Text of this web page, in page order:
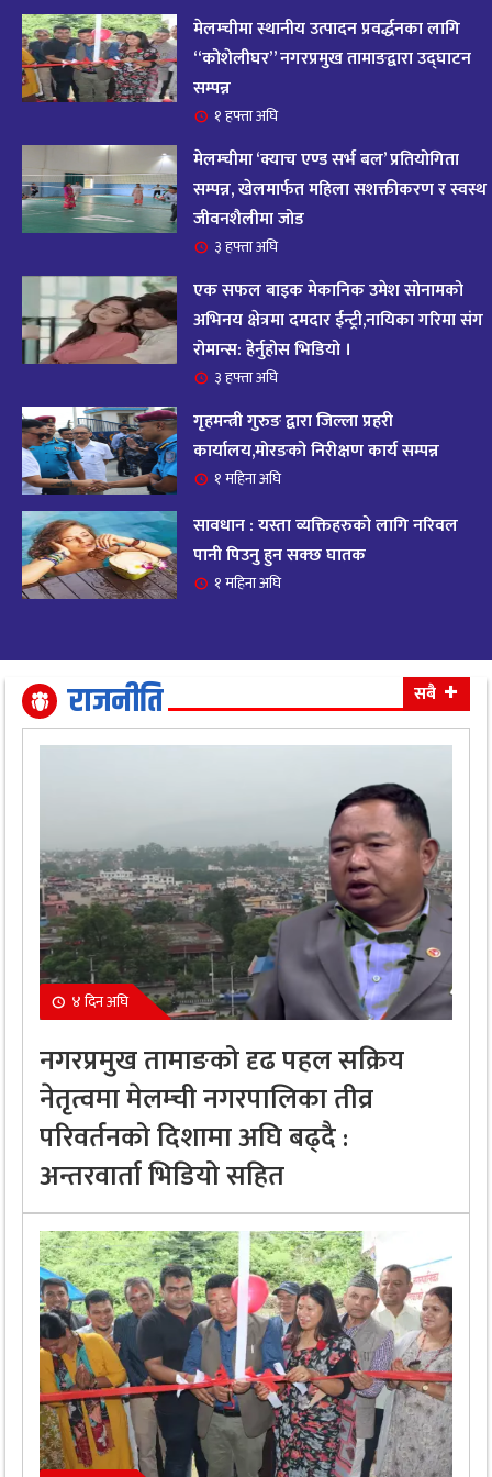
१४ आज २०८२ साल भदौ १६ गते सोमबारको राशिफल
११ महिना अघि
१५
आजको राशिफल : २०८२ भदौ १२ गते बिहीवार, २८
अगस्ट २०२५
११ महिना अघि
१६ आजको राशिफल – २०८२ साल भाद्र १० गते, मंगलबार
१७ आजको राशिफल – २०८२ साल भाद्र १० गते, मंगलबार
११ महिना अघि
१८
आजको राशिफल : आइतवार, ८ भदौ २०८२ (२४ अगस्ट
२०२५)
११ महिना अघि
१९ आजको राशिफल २०८२ भदाै ४ गते, बुधवार
११ महिना अघि
धैर्यले सफलता मिल्नेछ
११ महिना अघि
मेलम्चीमा स्थानीय उत्पादन प्रवर्द्धनका लागि
“कोशेलीघर” नगरप्रमुख तामाङद्वारा उद्घाटन
सम्पन्न
१ हफ्ता अघि
मेलम्चीमा ‘क्याच एण्ड सर्भ बल’ प्रतियोगिता
सम्पन्न, खेलमार्फत महिला सशक्तीकरण र स्वस्थ
जीवनशैलीमा जोड
३ हफ्ता अघि
एक सफल बाइक मेकानिक उमेश सोनामको
अभिनय क्षेत्रमा दमदार ईन्ट्री,नायिका गरिमा संग
रोमान्स: हेर्नुहोस भिडियो ।
३ हफ्ता अघि
गृहमन्त्री गुरुङ द्वारा जिल्ला प्रहरी
कार्यालय,मोरङको निरीक्षण कार्य सम्पन्न
१ महिना अघि
सावधान : यस्ता व्यक्तिहरुको लागि नरिवल
पानी पिउनु हुन सक्छ घातक
१ महिना अघि
राजनीति सबै
४ दिन अघि
नगरप्रमुख तामाङको दृढ पहल सक्रिय
नेतृत्वमा मेलम्ची नगरपालिका तीव्र
परिवर्तनको दिशामा अघि बढ्दै :
अन्तरवार्ता भिडियो सहित